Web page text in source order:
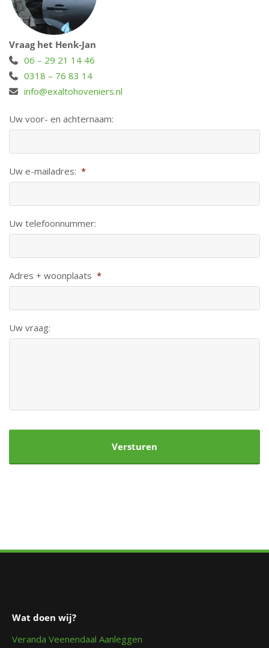
Vraag het Henk-Jan
06 – 29 21 14 46
0318 – 76 83 14
info@exaltohoveniers.nl
Uw voor- en achternaam:
Uw e-mailadres: *
Uw telefoonnummer:
Adres + woonplaats *
Uw vraag:
Wat doen wij?
Veranda Veenendaal Aanleggen